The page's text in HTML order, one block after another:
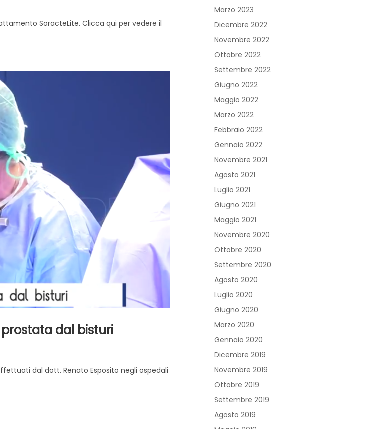
SoracteLite. Clicca qui per vedere il
dal bisturi
dal dott. Renato Esposito negli ospedali
Marzo 2023
Dicembre 2022
Novembre 2022
Ottobre 2022
Settembre 2022
Giugno 2022
Maggio 2022
Marzo 2022
Febbraio 2022
Gennaio 2022
Novembre 2021
Agosto 2021
Luglio 2021
Giugno 2021
Maggio 2021
Novembre 2020
Ottobre 2020
Settembre 2020
Agosto 2020
Luglio 2020
Giugno 2020
Marzo 2020
Gennaio 2020
Dicembre 2019
Novembre 2019
Ottobre 2019
Settembre 2019
Agosto 2019